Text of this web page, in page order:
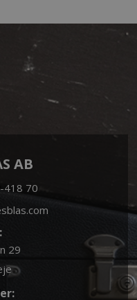
AB
418 70
29